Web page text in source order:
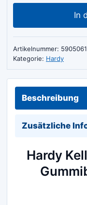
schwarzem
Gummibelag
Menge
In
Artikelnummer:
Kategorie: Hardy
Beschreibung
Zusätzliche
Hardy